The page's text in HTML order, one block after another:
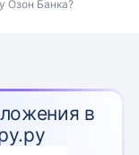
Озон Банка?
в